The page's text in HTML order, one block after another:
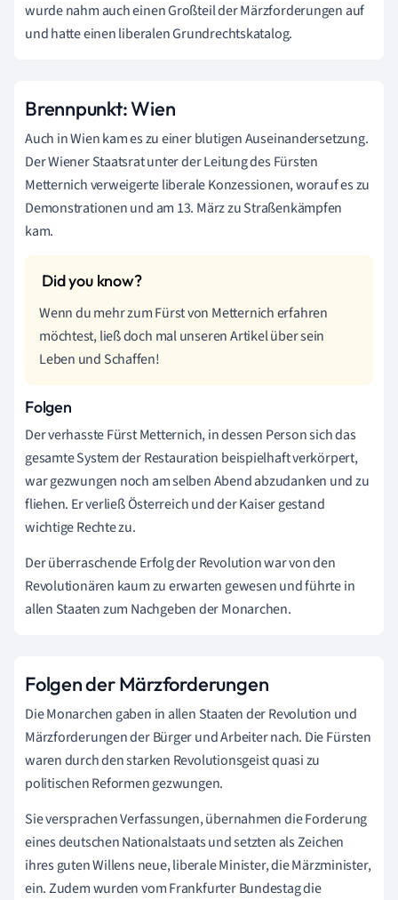
wurde nahm auch einen Großteil der Märzforderungen auf
und hatte einen liberalen Grundrechtskatalog.
Brennpunkt: Wien
Auch in Wien kam es zu einer blutigen Auseinandersetzung.
Der Wiener Staatsrat unter der Leitung des Fürsten
Metternich verweigerte liberale Konzessionen, worauf es zu
Demonstrationen und am 13. März zu Straßenkämpfen
kam.
Wenn du mehr zum Fürst von Metternich erfahren
möchtest, ließ doch mal unseren Artikel über sein
Leben und Schaffen!
Folgen
Der verhasste Fürst Metternich, in dessen Person sich das
gesamte System der Restauration beispielhaft verkörpert,
war gezwungen noch am selben Abend abzudanken und zu
fliehen. Er verließ Österreich und der Kaiser gestand
wichtige Rechte zu.
Der überraschende Erfolg der Revolution war von den
Revolutionären kaum zu erwarten gewesen und führte in
allen Staaten zum Nachgeben der Monarchen.
Folgen der Märzforderungen
Die Monarchen gaben in allen Staaten der Revolution und
Märzforderungen der Bürger und Arbeiter nach. Die Fürsten
waren durch den starken Revolutionsgeist quasi zu
politischen Reformen gezwungen.
Sie versprachen Verfassungen, übernahmen die Forderung
eines deutschen Nationalstaats und setzten als Zeichen
ihres guten Willens neue, liberale Minister, die Märzminister,
ein. Zudem wurden vom Frankfurter Bundestag die